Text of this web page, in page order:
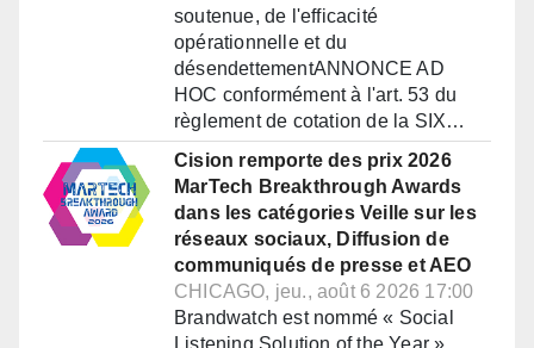
soutenue, de l'efficacité
opérationnelle et du
désendettementANNONCE AD
HOC conformément à l'art. 53 du
règlement de cotation de la SIX…
Cision remporte des prix 2026
MarTech Breakthrough Awards
dans les catégories Veille sur les
réseaux sociaux, Diffusion de
communiqués de presse et AEO
CHICAGO, jeu., août 6 2026 17:00
Brandwatch est nommé « Social